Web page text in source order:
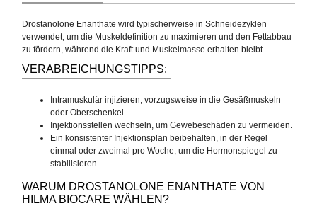
Drostanolone Enanthate wird typischerweise in Schneidezyklen
verwendet, um die Muskeldefinition zu maximieren und den Fettabbau
zu fördern, während die Kraft und Muskelmasse erhalten bleibt.
VERABREICHUNGSTIPPS:
Intramuskulär injizieren, vorzugsweise in die Gesäßmuskeln
oder Oberschenkel.
Injektionsstellen wechseln, um Gewebeschäden zu vermeiden.
Ein konsistenter Injektionsplan beibehalten, in der Regel
einmal oder zweimal pro Woche, um die Hormonspiegel zu
stabilisieren.
WARUM DROSTANOLONE ENANTHATE VON
HILMA BIOCARE WÄHLEN?